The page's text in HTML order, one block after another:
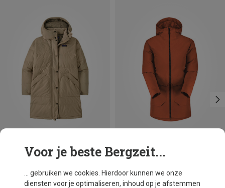
Je bespaart 22% Je bespaart 60%
Voor je beste Bergzeit...
... gebruiken we cookies. Hierdoor kunnen we onze
diensten voor je optimaliseren, inhoud op je afstemmen